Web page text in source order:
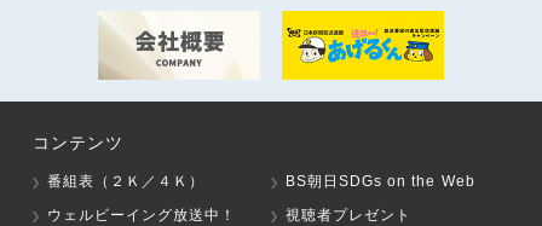
コンテンツ
番組表（２Ｋ／４Ｋ）
BS朝日SDGs on the Web
ウェルビーイング放送中！
視聴者プレゼント